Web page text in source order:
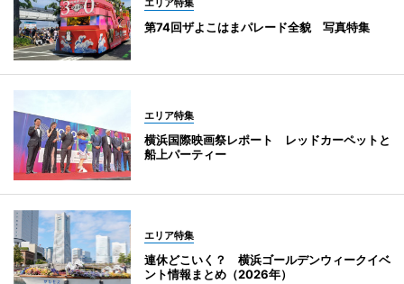
第74回ザよこはまパレード全貌 写真特集
エリア特集
横浜国際映画祭レポート レッドカーペットと
船上パーティー
エリア特集
連休どこいく？ 横浜ゴールデンウィークイベ
ント情報まとめ（2026年）